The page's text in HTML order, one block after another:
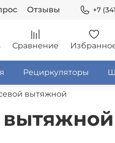
Отзывы +7
Сравнение
Рециркуляторы
вытяжной
вытяжной